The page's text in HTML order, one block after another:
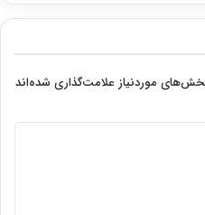
موردنیاز علامت‌گذاری شده‌اند